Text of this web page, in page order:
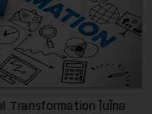
Transformation ในไทย